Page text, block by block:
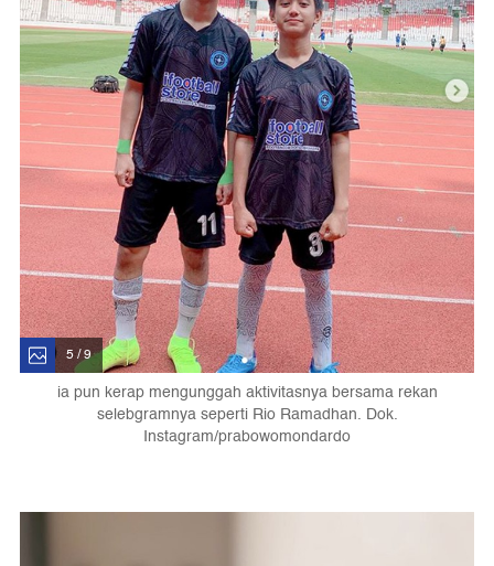
5 / 9
ia pun kerap mengunggah aktivitasnya bersama rekan
selebgramnya seperti Rio Ramadhan. Dok.
Instagram/prabowomondardo